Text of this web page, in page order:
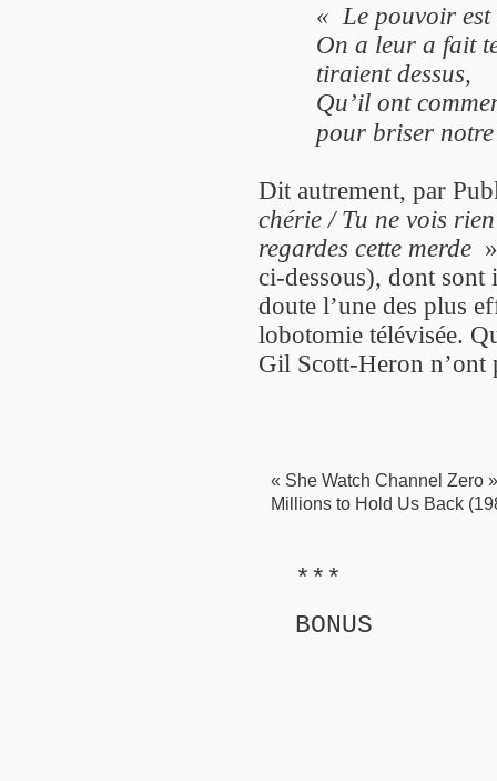
« Le pouvoir
On a leur a fait
tiraient dessus,
Qu’il ont
pour briser
Dit autrement, par
chérie / Tu ne vois
regardes cette merde
ci-dessous), dont sont
doute l’une des plus
lobotomie télévisée.
Gil Scott-Heron n’ont
« She Watch Channel Zero
Millions to Hold Us Back
***
BONUS